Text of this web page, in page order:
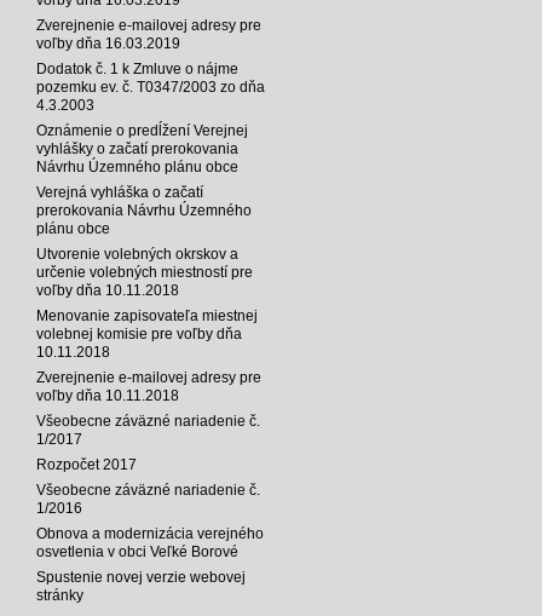
Zverejnenie e-mailovej adresy pre
voľby dňa 16.03.2019
Dodatok č. 1 k Zmluve o nájme
pozemku ev. č. T0347/2003 zo dňa
4.3.2003
Oznámenie o predĺžení Verejnej
vyhlášky o začatí prerokovania
Návrhu Územného plánu obce
Verejná vyhláška o začatí
prerokovania Návrhu Územného
plánu obce
Utvorenie volebných okrskov a
určenie volebných miestností pre
voľby dňa 10.11.2018
Menovanie zapisovateľa miestnej
volebnej komisie pre voľby dňa
10.11.2018
Zverejnenie e-mailovej adresy pre
voľby dňa 10.11.2018
Všeobecne záväzné nariadenie č.
1/2017
Rozpočet 2017
Všeobecne záväzné nariadenie č.
1/2016
Obnova a modernizácia verejného
osvetlenia v obci Veľké Borové
Spustenie novej verzie webovej
stránky